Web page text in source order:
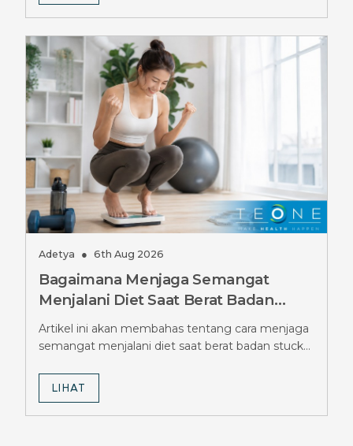
Adetya ● 6th Aug 2026
Bagaimana Menjaga Semangat
Menjalani Diet Saat Berat Badan
Stuck Berbulan-bulan, Simak Tipsnya
Artikel ini akan membahas tentang cara menjaga
semangat menjalani diet saat berat badan stuck
LIHAT